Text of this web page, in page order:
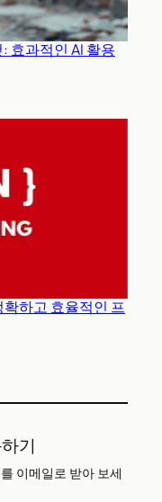
효과적인 AI 활용
하고 효율적인 프
기
이메일로 받아 보세